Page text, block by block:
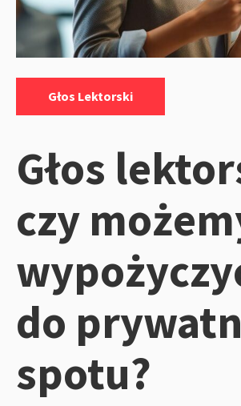
Kategorie:
Głos Lektorski
Głos
czy
do
spotu?